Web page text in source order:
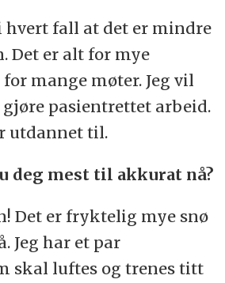
fall at det er mindre
Det er alt for mye
mange møter. Jeg vil
pasientrettet arbeid.
utdannet til.
deg mest til akkurat nå?
Det er fryktelig mye snø
Jeg har et par
skal luftes og trenes titt